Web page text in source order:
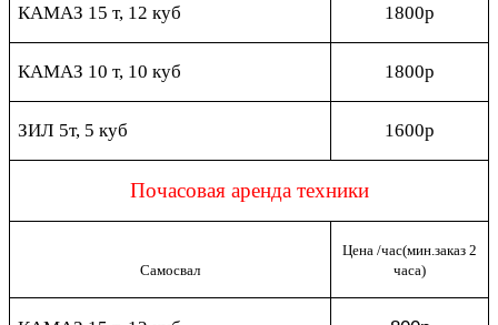
КАМАЗ 15 т, 12 куб 1800р
КАМАЗ 10 т, 10 куб 1800р
ЗИЛ 5т, 5 куб 1600р
Почасовая аренда техники
Самосвал
Цена /час(мин.заказ 2
часа)